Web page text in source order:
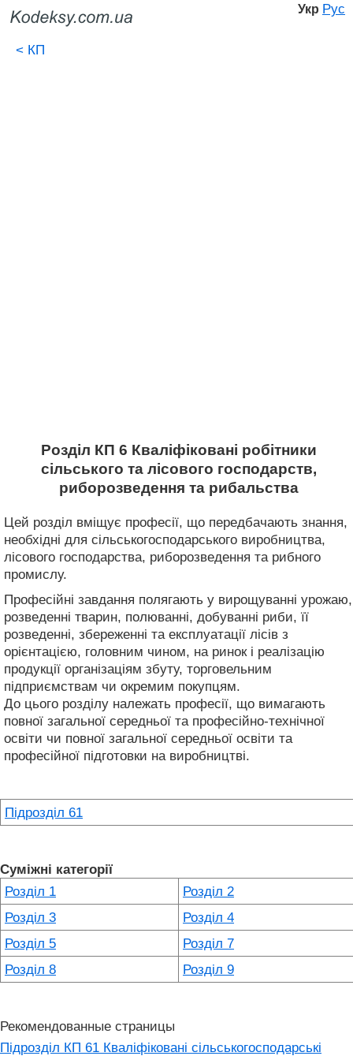
Укр Рус
< КП
Розділ КП 6 Кваліфіковані робітники
сільського та лісового господарств,
риборозведення та рибальства
Цей розділ вміщує професії, що передбачають знання,
необхідні для сільськогосподарського виробництва,
лісового господарства, риборозведення та рибного
промислу.
Професійні завдання полягають у вирощуванні урожаю,
розведенні тварин, полюванні, добуванні риби, її
розведенні, збереженні та експлуатації лісів з
орієнтацією, головним чином, на ринок і реалізацію
продукції організаціям збуту, торговельним
підприємствам чи окремим покупцям.
До цього розділу належать професії, що вимагають
повної загальної середньої та професійно-технічної
освіти чи повної загальної середньої освіти та
професійної підготовки на виробництві.
Підрозділ 61
Суміжні категорії
Розділ 1
Розділ 2
Розділ 3
Розділ 4
Розділ 5
Розділ 7
Розділ 8
Розділ 9
Рекомендованные страницы
Підрозділ КП 61 Кваліфіковані сільськогосподарські